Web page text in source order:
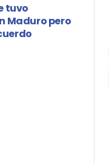
tuvo
Maduro pero